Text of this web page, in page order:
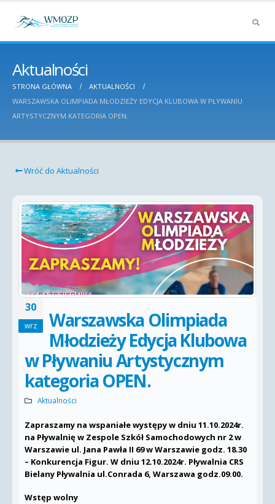
Aktualności
STRONA GŁÓWNA
AKTUALNOŚCI
WARSZAWSKA OLIMPIADA MŁODZIEŻY EDYCJA KLUBOWA W PŁYWANIU
ARTYSTYCZNYM KATEGORIA OPEN.
Wróć do Aktualności
30
wrz
Warszawska Olimpiada
Młodzieży Edycja Klubowa
w Pływaniu Artystycznym
kategoria OPEN.
Aktualności
Zapraszamy na wspaniałe występy w dniu 11.10.2024r.
na Pływalnię w Zespole Szkół Samochodowych nr 2 w
Warszawie ul. Jana Pawła II 69 w Warszawie godz. 18.30
– Konkurencja Figur. W dniu 12.10.2024r. Pływalnia CRS
Bielany Pływalnia ul.Conrada 6, Warszawa godz.09.00.
Wstęp wolny